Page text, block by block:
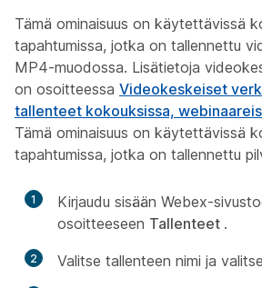
Tämä ominaisuus on käytettävissä
tapahtumissa, jotka on tallennettu
MP4-muodossa. Lisätietoja
on osoitteessa Videokeskeiset
tallenteet kokouksissa,
Tämä ominaisuus on käytettävissä
tapahtumissa, jotka on tallennettu
1
Kirjaudu sisään Webex-
osoitteeseen Tallenteet .
2 Valitse tallenteen nimi ja valitse